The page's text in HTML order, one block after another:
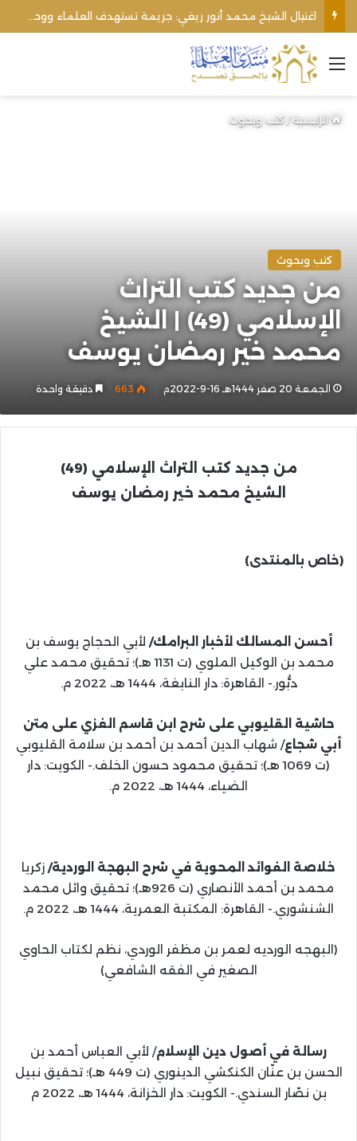
القائمة
الرئيسية/كتب وبحوث
كتب وبحوث
من جديد كتب التراث
الإسلامي (49) | الشيخ
محمد خير رمضان يوسف
الجمعة 20 صفر 1444هـ 16-9-2022م 663 دقيقة واحدة
من جديد كتب التراث الإسلامي (49)
الشيخ محمد خير رمضان يوسف
(خاص بالمنتدى)
أحسن المسالك لأخبار البرامك/ لأبي الحجاج يوسف بن
محمد بن الوكيل الملوي (ت 1131 هـ)؛ تحقيق محمد علي
دبُّور.- القاهرة: دار النابغة، 1444 هـ، 2022 م.
حاشية القليوبي على شرح ابن قاسم الغزي على متن
أبي شجاع/ شهاب الدين أحمد بن أحمد بن سلامة القليوبي
(ت 1069 هـ)؛ تحقيق محمود حسون الخلف.- الكويت: دار
الضياء، 1444 هـ، 2022 م.
خلاصة الفوائد المحوية في شرح البهجة الوردية/ زكريا
محمد بن أحمد الأنصاري (ت 926هـ)؛ تحقيق وائل محمد
الشنشوري.- القاهرة: المكتبة العمرية، 1444 هـ، 2022 م.
(البهجه الورديه لعمر بن مظفر الوردي، نظم لكتاب الحاوي
الصغير في الفقه الشافعي)
رسالة في أصول دين الإسلام/ لأبي العباس أحمد بن
الحسن بن عنّان الكنكشي الدينوري (ت 449 هـ)؛ تحقيق نبيل
بن نصّار السندي.- الكويت: دار الخزانة، 1444 هـ، 2022 م